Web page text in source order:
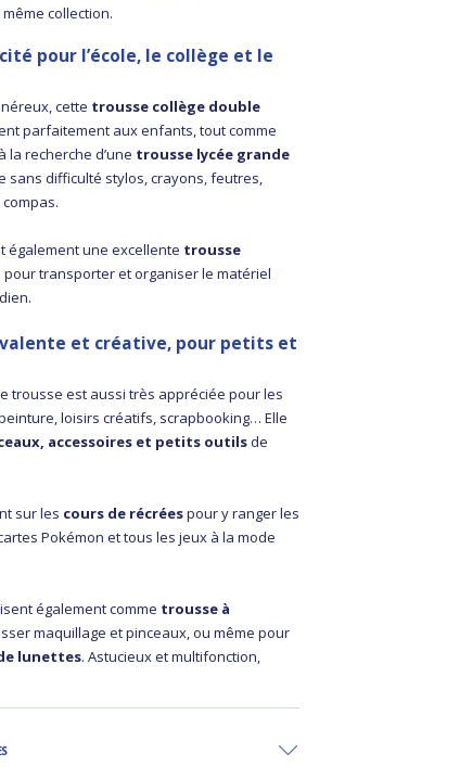
collection.
pour l’école, le collège et le
cette trousse collège double
parfaitement aux enfants, tout comme
à la recherche d’une trousse lycée grande
sans difficulté stylos, crayons, feutres,
également une excellente trousse
pour transporter et organiser le matériel
et créative, pour petits et
trousse est aussi très appréciée pour les
loisirs créatifs, scrapbooking… Elle
accessoires et petits outilsde
sur les cours de récréespour y ranger les
Pokémon et tous les jeux à la mode
également comme trousse à
maquillage et pinceaux, ou même pour
lunettes. Astucieux et multifonction,